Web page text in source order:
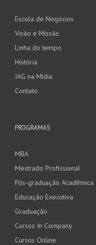
Escola de Negócios
Visão e Missão
Linha do tempo
História
IAG na Mídia
Contato
PROGRAMAS
MBA
Mestrado Profissional
Pós-graduação Acadêmica
Educação Executiva
Graduação
Cursos In Company
Cursos Online